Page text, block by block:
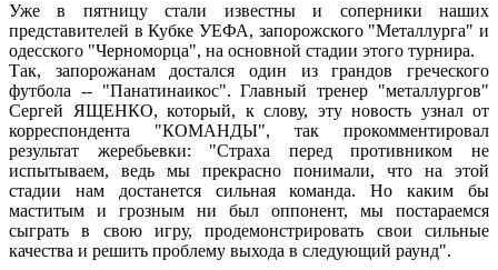
Уже в пятницу стали известны и соперники наших
представителей в Кубке УЕФА, запорожского "Металлурга" и
одесского "Черноморца", на основной стадии этого турнира.
Так, запорожанам достался один из грандов греческого
футбола -- "Панатинаикос". Главный тренер "металлургов"
Сергей ЯЩЕНКО, который, к слову, эту новость узнал от
корреспондента "КОМАНДЫ", так прокомментировал
результат жеребьевки: "Страха перед противником не
испытываем, ведь мы прекрасно понимали, что на этой
стадии нам достанется сильная команда. Но каким бы
маститым и грозным ни был оппонент, мы постараемся
сыграть в свою игру, продемонстрировать свои сильные
качества и решить проблему выхода в следующий раунд".